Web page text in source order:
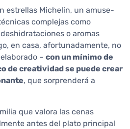
estrellas Michelin, un amuse-
complejas como
o aromas
en casa, afortunadamente, no
– con un mínimo de
de creatividad se puede crear
, que sorprenderá a
que valora las cenas
antes del plato principal